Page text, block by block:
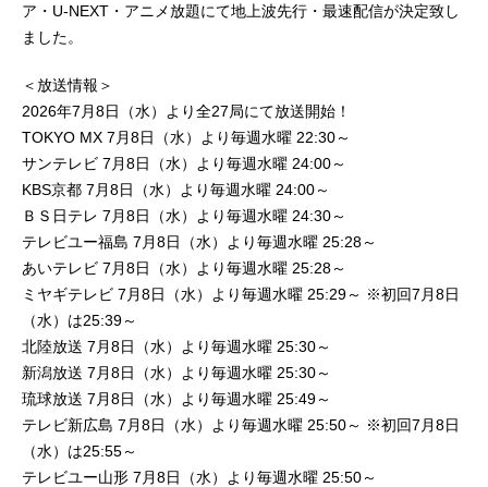
ア・U-NEXT・アニメ放題にて地上波先行・最速配信が決定致し
ました。
＜放送情報＞
2026年7月8日（水）より全27局にて放送開始！
TOKYO MX 7月8日（水）より毎週水曜 22:30～
サンテレビ 7月8日（水）より毎週水曜 24:00～
KBS京都 7月8日（水）より毎週水曜 24:00～
ＢＳ日テレ 7月8日（水）より毎週水曜 24:30～
テレビユー福島 7月8日（水）より毎週水曜 25:28～
あいテレビ 7月8日（水）より毎週水曜 25:28～
ミヤギテレビ 7月8日（水）より毎週水曜 25:29～ ※初回7月8日
（水）は25:39～
北陸放送 7月8日（水）より毎週水曜 25:30～
新潟放送 7月8日（水）より毎週水曜 25:30～
琉球放送 7月8日（水）より毎週水曜 25:49～
テレビ新広島 7月8日（水）より毎週水曜 25:50～ ※初回7月8日
（水）は25:55～
テレビユー山形 7月8日（水）より毎週水曜 25:50～